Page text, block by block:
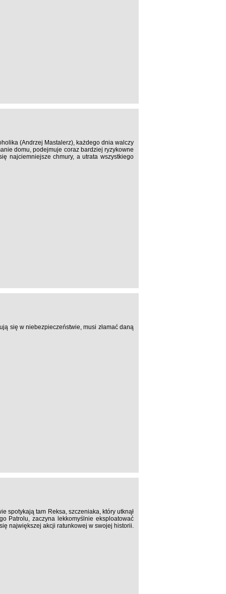
(Andrzej Mastalerz), każdego dnia walczy
domu, podejmuje coraz bardziej ryzykowne
najciemniejsze chmury, a utrata wszystkiego
się w niebezpieczeństwie, musi złamać daną
spotykają tam Reksa, szczeniaka, który utknął
Patrolu, zaczyna lekkomyślnie eksploatować
największej akcji ratunkowej w swojej historii.